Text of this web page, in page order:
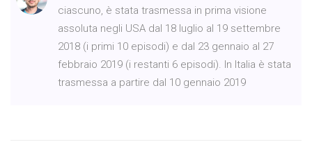
ciascuno, è stata trasmessa in prima visione
assoluta negli USA dal 18 luglio al 19 settembre
2018 (i primi 10 episodi) e dal 23 gennaio al 27
febbraio 2019 (i restanti 6 episodi). In Italia è stata
trasmessa a partire dal 10 gennaio 2019